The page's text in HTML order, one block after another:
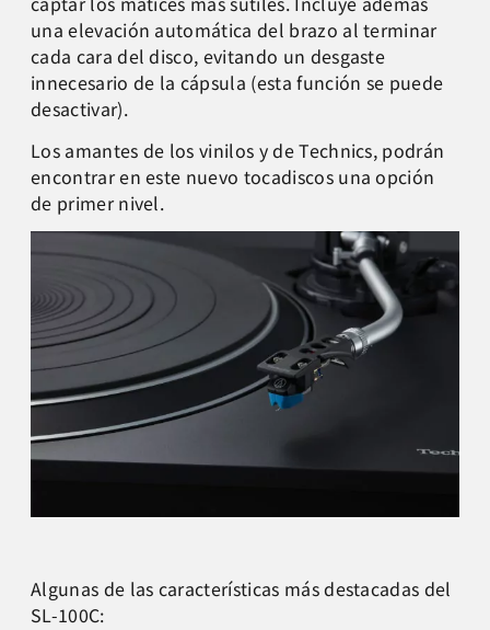
una elevación automática del brazo al terminar
cada cara del disco, evitando un desgaste
innecesario de la cápsula (esta función se puede
desactivar).
Los amantes de los vinilos y de Technics, podrán
encontrar en este nuevo tocadiscos una opción
de primer nivel.
Algunas de las características más destacadas del
SL-100C: